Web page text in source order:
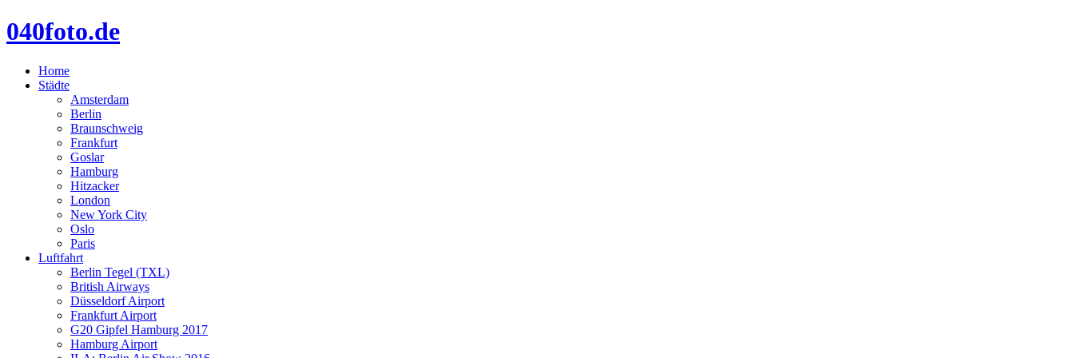
040foto.de
Home
Städte
Amsterdam
Berlin
Braunschweig
Frankfurt
Goslar
Hamburg
Hitzacker
London
New York City
Oslo
Paris
Luftfahrt
Berlin Tegel (TXL)
British Airways
Düsseldorf Airport
Frankfurt Airport
G20 Gipfel Hamburg 2017
Hamburg Airport